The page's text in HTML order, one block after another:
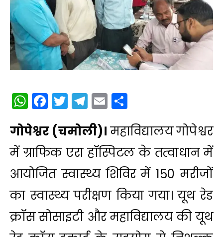
WhatsApp
Facebook
Twitter
Telegram
Email
गोपेश्वर (चमोली)। महाविद्यालय गोपेश्वर
में ग्राफिक एरा हॉस्पिटल के तत्वाधान में
आयोजित स्वास्थ्य शिविर में 150 मरीजों
का स्वास्थ्य परीक्षण किया गया। यूथ रेड
क्रॉस सोसाइटी और महाविद्यालय की यूथ